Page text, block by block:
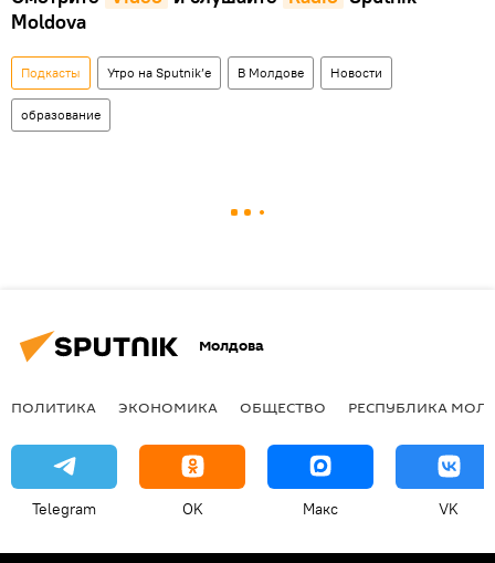
Moldova
Подкасты Утро на Sputnik’e В Молдове Новости
образование
Молдова
ПОЛИТИКА ЭКОНОМИКА ОБЩЕСТВО РЕСПУБЛИКА
Telegram OK Макс VK